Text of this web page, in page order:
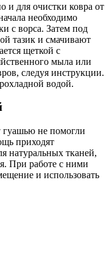
и для очистки ковра от
необходимо
с ворса. Затем под
тазик и смачивают
щеткой с
мыла или
следуя инструкции.
водой.
гуашью не помогли
приходят
натуральных тканей,
При работе с ними
и использовать